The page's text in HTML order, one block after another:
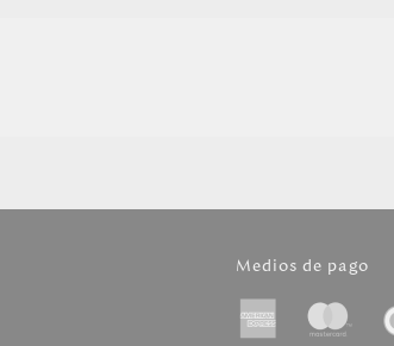
Medios de pago